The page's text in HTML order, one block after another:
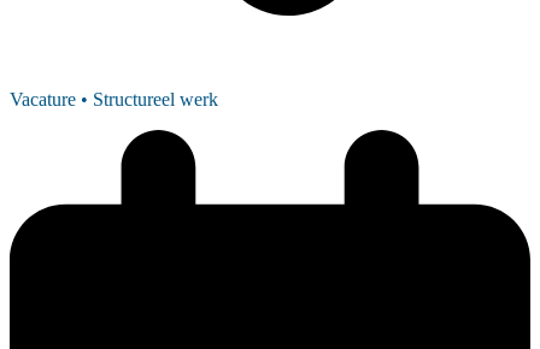
Vacature • Structureel werk